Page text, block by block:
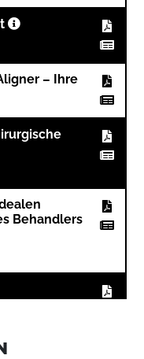
– Ihre
Behandlers